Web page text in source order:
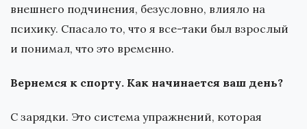
внешнего подчинения, безусловно, влияло на
психику. Спасало то, что я все-таки был взрослый
и понимал, что это временно.
Вернемся к спорту. Как начинается ваш день?
С зарядки. Это система упражнений, которая